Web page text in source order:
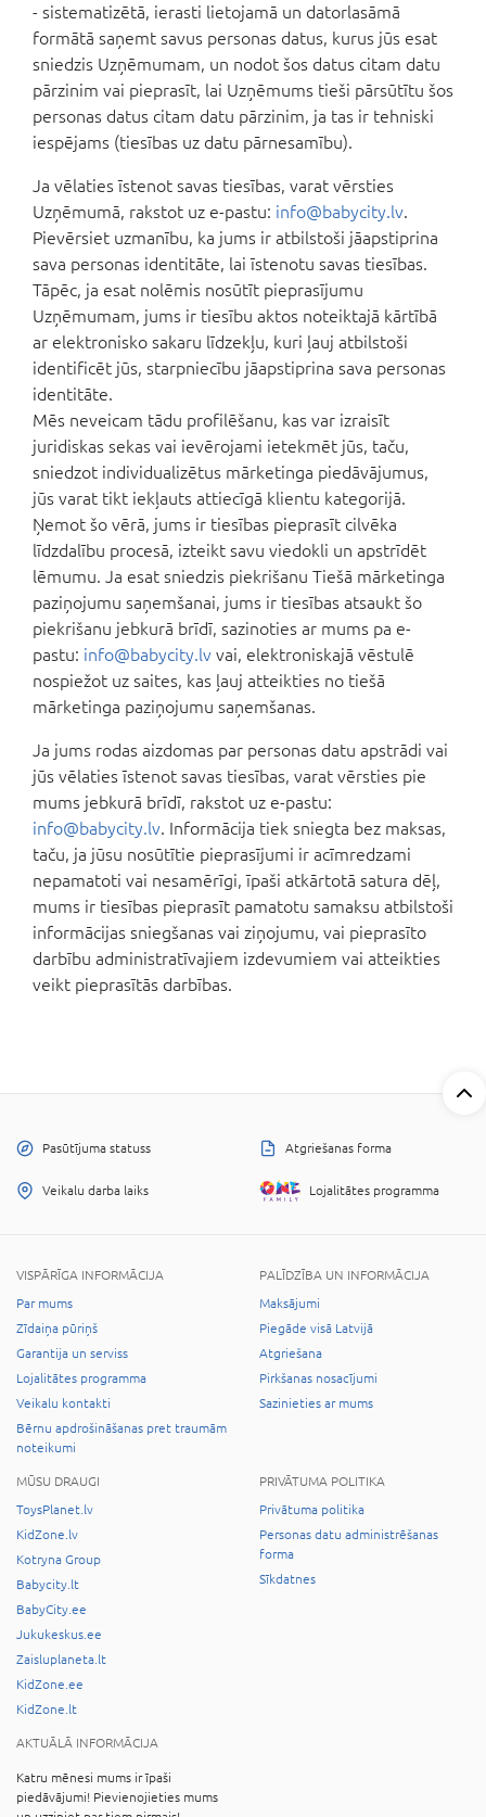
- sistematizētā, ierasti lietojamā un datorlasāmā
formātā saņemt savus personas datus, kurus jūs esat
sniedzis Uzņēmumam, un nodot šos datus citam datu
pārzinim vai pieprasīt, lai Uzņēmums tieši pārsūtītu šos
personas datus citam datu pārzinim, ja tas ir tehniski
iespējams (tiesības uz datu pārnesamību).
Ja vēlaties īstenot savas tiesības, varat vērsties
Uzņēmumā, rakstot uz e-pastu: info@babycity.lv.
Pievērsiet uzmanību, ka jums ir atbilstoši jāapstiprina
sava personas identitāte, lai īstenotu savas tiesības.
Tāpēc, ja esat nolēmis nosūtīt pieprasījumu
Uzņēmumam, jums ir tiesību aktos noteiktajā kārtībā
ar elektronisko sakaru līdzekļu, kuri ļauj atbilstoši
identificēt jūs, starpniecību jāapstiprina sava personas
identitāte.
Mēs neveicam tādu profilēšanu, kas var izraisīt
juridiskas sekas vai ievērojami ietekmēt jūs, taču,
sniedzot individualizētus mārketinga piedāvājumus,
jūs varat tikt iekļauts attiecīgā klientu kategorijā.
Ņemot šo vērā, jums ir tiesības pieprasīt cilvēka
līdzdalību procesā, izteikt savu viedokli un apstrīdēt
lēmumu. Ja esat sniedzis piekrišanu Tiešā mārketinga
paziņojumu saņemšanai, jums ir tiesības atsaukt šo
piekrišanu jebkurā brīdī, sazinoties ar mums pa e-
pastu: info@babycity.lv vai, elektroniskajā vēstulē
nospiežot uz saites, kas ļauj atteikties no tiešā
mārketinga paziņojumu saņemšanas.
Ja jums rodas aizdomas par personas datu apstrādi vai
jūs vēlaties īstenot savas tiesības, varat vērsties pie
mums jebkurā brīdī, rakstot uz e-pastu:
info@babycity.lv. Informācija tiek sniegta bez maksas,
taču, ja jūsu nosūtītie pieprasījumi ir acīmredzami
nepamatoti vai nesamērīgi, īpaši atkārtotā satura dēļ,
mums ir tiesības pieprasīt pamatotu samaksu atbilstoši
informācijas sniegšanas vai ziņojumu, vai pieprasīto
darbību administratīvajiem izdevumiem vai atteikties
veikt pieprasītās darbības.
Pasūtījuma statuss Atgriešanas forma
Veikalu darba laiks Lojalitātes programma
VISPĀRĪGA INFORMĀCIJA
Par mums
Zīdaiņa pūriņš
Garantija un serviss
Lojalitātes programma
Veikalu kontakti
Bērnu apdrošināšanas pret traumām
noteikumi
PALĪDZĪBA UN INFORMĀCIJA
Maksājumi
Piegāde visā Latvijā
Atgriešana
Pirkšanas nosacījumi
Sazinieties ar mums
MŪSU DRAUGI
ToysPlanet.lv
KidZone.lv
Kotryna Group
Babycity.lt
BabyCity.ee
Jukukeskus.ee
Zaisluplaneta.lt
KidZone.ee
KidZone.lt
PRIVĀTUMA POLITIKA
Privātuma politika
Personas datu administrēšanas
forma
Sīkdatnes
AKTUĀLĀ INFORMĀCIJA
Katru mēnesi mums ir īpaši
piedāvājumi! Pievienojieties mums